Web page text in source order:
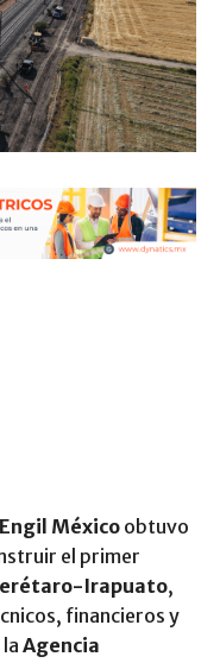
Méxicoobtuvo
el primer
Irapuato,
financieros y
Agencia